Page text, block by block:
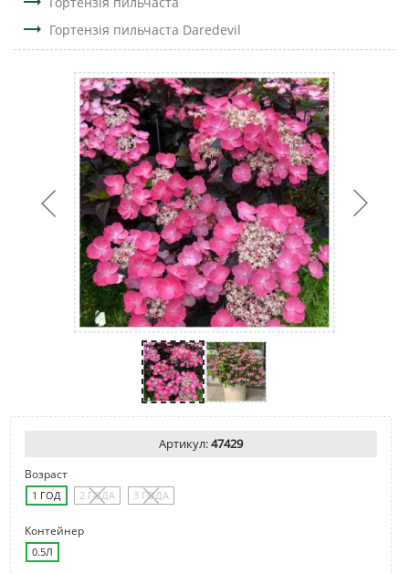
trending_flat Гортензія пильчаста Daredevil
Артикул:47429
Возраст
1 ГОД 2 ГОДА 3 ГОДА
Контейнер
0.5Л